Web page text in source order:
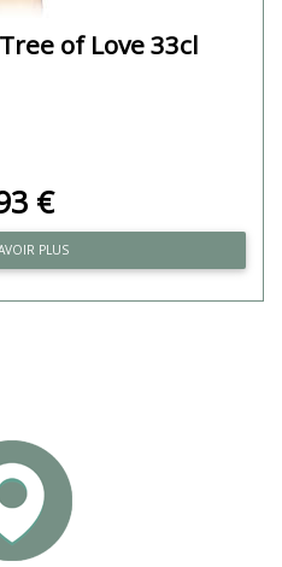
of Love 33cl
€
PLUS